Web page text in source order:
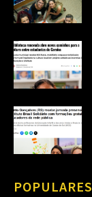
POPULARES